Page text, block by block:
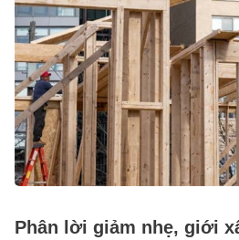
Phân lời giảm nhẹ, giới